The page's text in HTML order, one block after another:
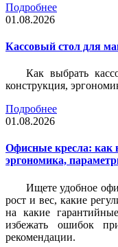
Подробнее
01.08.2026
Кассовый стол для
Как выбрать
конструкция,
Подробнее
01.08.2026
Офисные кресла: как
эргономика,
Ищете удобное
рост и вес, какие
на какие
избежать ошибок
рекомендации.